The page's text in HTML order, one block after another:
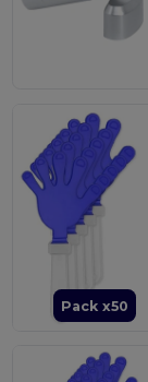
Pack x50